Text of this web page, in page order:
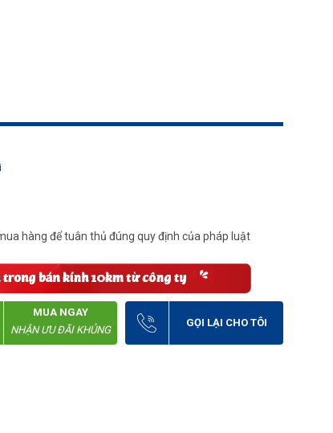
hàng để tuân thủ đúng quy định của pháp luật
MUA NGAY
NHẬN ƯU ĐÃI KHỦNG
GỌI LẠI CHO TÔI